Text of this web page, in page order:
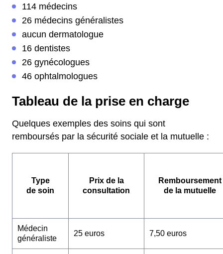
114 médecins
26 médecins généralistes
aucun dermatologue
16 dentistes
26 gynécologues
46 ophtalmologues
Tableau de la prise en charge
Quelques exemples des soins qui sont
remboursés par la sécurité sociale et la mutuelle :
Type
de soin
Prix de la
consultation
Remboursement
de la mutuelle
Médecin
généraliste
25 euros 7,50 euros